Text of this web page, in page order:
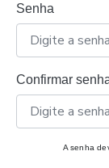
Senha
Confirmar
A senha